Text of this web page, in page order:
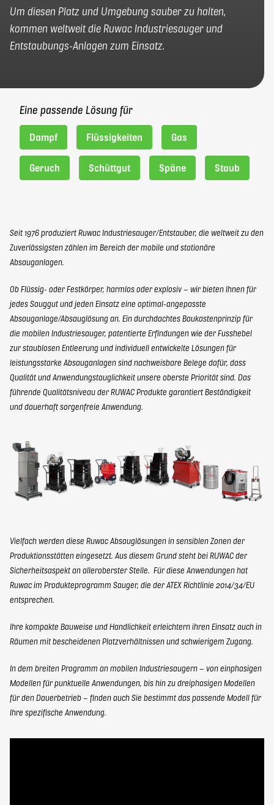
Um diesen Platz und Umgebung sauber zu halten,
kommen weltweit die Ruwac Industriesauger und
Entstaubungs-Anlagen zum Einsatz.
Eine passende Lösung für
Dampf Flüssigkeiten Gas
Geruch Schüttgut Späne Staub
Seit 1976 produziert Ruwac Industriesauger/Entstauber, die weltweit zu den
Zuverlässigsten zählen im Bereich der mobile und stationäre
Absauganlagen.
Ob Flüssig- oder Festkörper, harmlos oder explosiv – wir bieten Ihnen für
jedes Sauggut und jeden Einsatz eine optimal-angepasste
Absauganlage/Absauglösung an. Ein durchdachtes Baukastenprinzip für
die mobilen Industriesauger, patentierte Erfindungen wie der Fusshebel
zur staublosen Entleerung und individuell entwickelte Lösungen für
leistungsstarke Absauganlagen sind nachweisbare Belege dafür, dass
Qualität und Anwendungstauglichkeit unsere oberste Priorität sind. Das
führende Qualitätsniveau der RUWAC Produkte garantiert Beständigkeit
und dauerhaft sorgenfreie Anwendung.
Vielfach werden diese Ruwac Absauglösungen in sensiblen Zonen der
Produktionsstätten eingesetzt. Aus diesem Grund steht bei RUWAC der
Sicherheitsaspekt an alleroberster Stelle. Für diese Anwendungen hat
Ruwac im Produkteprogramm Sauger, die der ATEX Richtlinie 2014/34/EU
entsprechen.
Ihre kompakte Bauweise und Handlichkeit erleichtern ihren Einsatz auch in
Räumen mit bescheidenen Platzverhältnissen und schwierigem Zugang.
In dem breiten Programm an mobilen Industriesaugern – von einphasigen
Modellen für punktuelle Anwendungen, bis hin zu dreiphasigen Modellen
für den Dauerbetrieb – finden auch Sie bestimmt das passende Modell für
Ihre spezifische Anwendung.